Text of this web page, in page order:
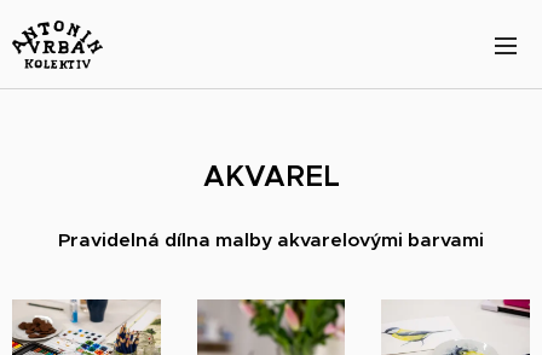
AKVAREL
Pravidelná dílna malby akvarelovými barvami